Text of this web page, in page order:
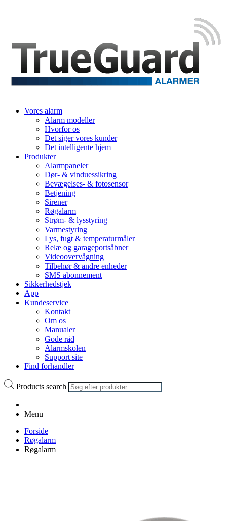
Vores alarm
Alarm modeller
Hvorfor os
Det siger vores kunder
Det intelligente hjem
Produkter
Alarmpaneler
Dør- & vinduessikring
Bevægelses- & fotosensor
Betjening
Sirener
Røgalarm
Strøm- & lysstyring
Varmestyring
Lys, fugt & temperaturmåler
Relæ og garageportsåbner
Videoovervågning
Tilbehør & andre enheder
SMS abonnement
Sikkerhedstjek
App
Kundeservice
Kontakt
Om os
Manualer
Gode råd
Alarmskolen
Support site
Find forhandler
Products search
Menu
Forside
Røgalarm
Røgalarm